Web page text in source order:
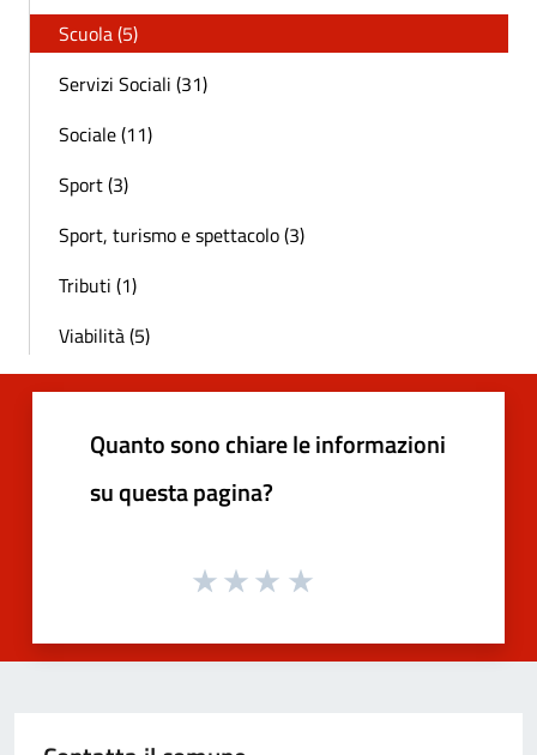
Scuola (5)
Servizi Sociali (31)
Sociale (11)
Sport (3)
Sport, turismo e spettacolo (3)
Tributi (1)
Viabilità (5)
Quanto sono chiare le informazioni
su questa pagina?